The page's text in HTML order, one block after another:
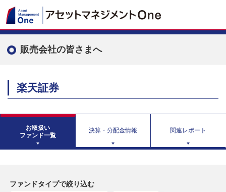
販売会社の皆さまへ
楽天証券
お取扱い
ファンド一覧
決算・分配金情報 関連レポート
ファンドタイプで絞り込む